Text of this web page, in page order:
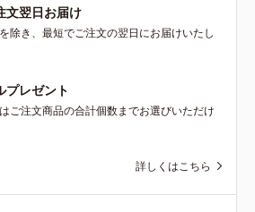
文翌日お届け
除き、最短でご注文の翌日にお届けいたし
プレゼント
ご注文商品の合計個数までお選びいただけ
詳しくはこちら